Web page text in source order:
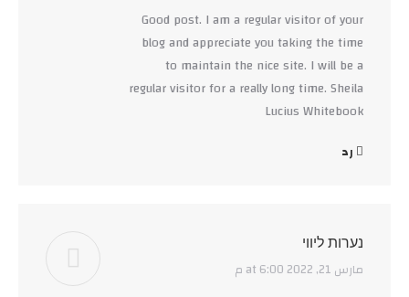
Good post. I am a regular visitor of your
blog and appreciate you taking the time
to maintain the nice site. I will be a
regular visitor for a really long time. Sheila
Lucius Whitebook
رد
נערות ליווי
says:
مارس 21, 2022 at 6:00 م